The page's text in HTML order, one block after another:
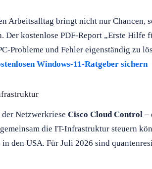
Arbeitsalltag bringt nicht nur Chancen,
Der kostenlose PDF-Report „Erste Hilfe
Probleme und Fehler eigenständig zu
Windows-11-Ratgeber sichern
Netzwerkriese Cisco Cloud Control –
die IT-Infrastruktur steuern
den USA. Für Juli 2026 sind